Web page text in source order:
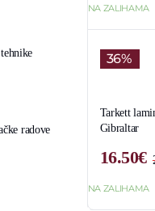
NA ZALIHAMA
36%
Tarkett
Gibraltar
16.50€
NA ZALIHAMA
radove